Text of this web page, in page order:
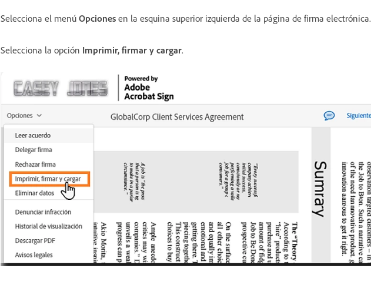
Selecciona el menú Opciones en la esquina superior izquierda de la página de firma electrónica.
Selecciona la opción Imprimir, firmar y cargar.